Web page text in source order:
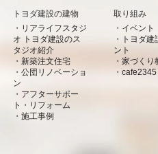
トヨダ建設の建物
リアライフスタジ
オ トヨダ建設のス
タジオ紹介
新築注文住宅
公団リノベーショ
ン
アフターサポー
ト・リフォーム
施工事例
取り組み
イベント
トヨダ建
ント
家づくり
cafe2345